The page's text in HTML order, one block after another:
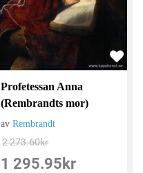
Profetessan Anna
(Rembrandts mor)
avRembrandt
2 273.60kr
1 295.95 kr